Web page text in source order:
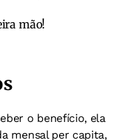
mão!
o benefício, ela
mensal per capita,